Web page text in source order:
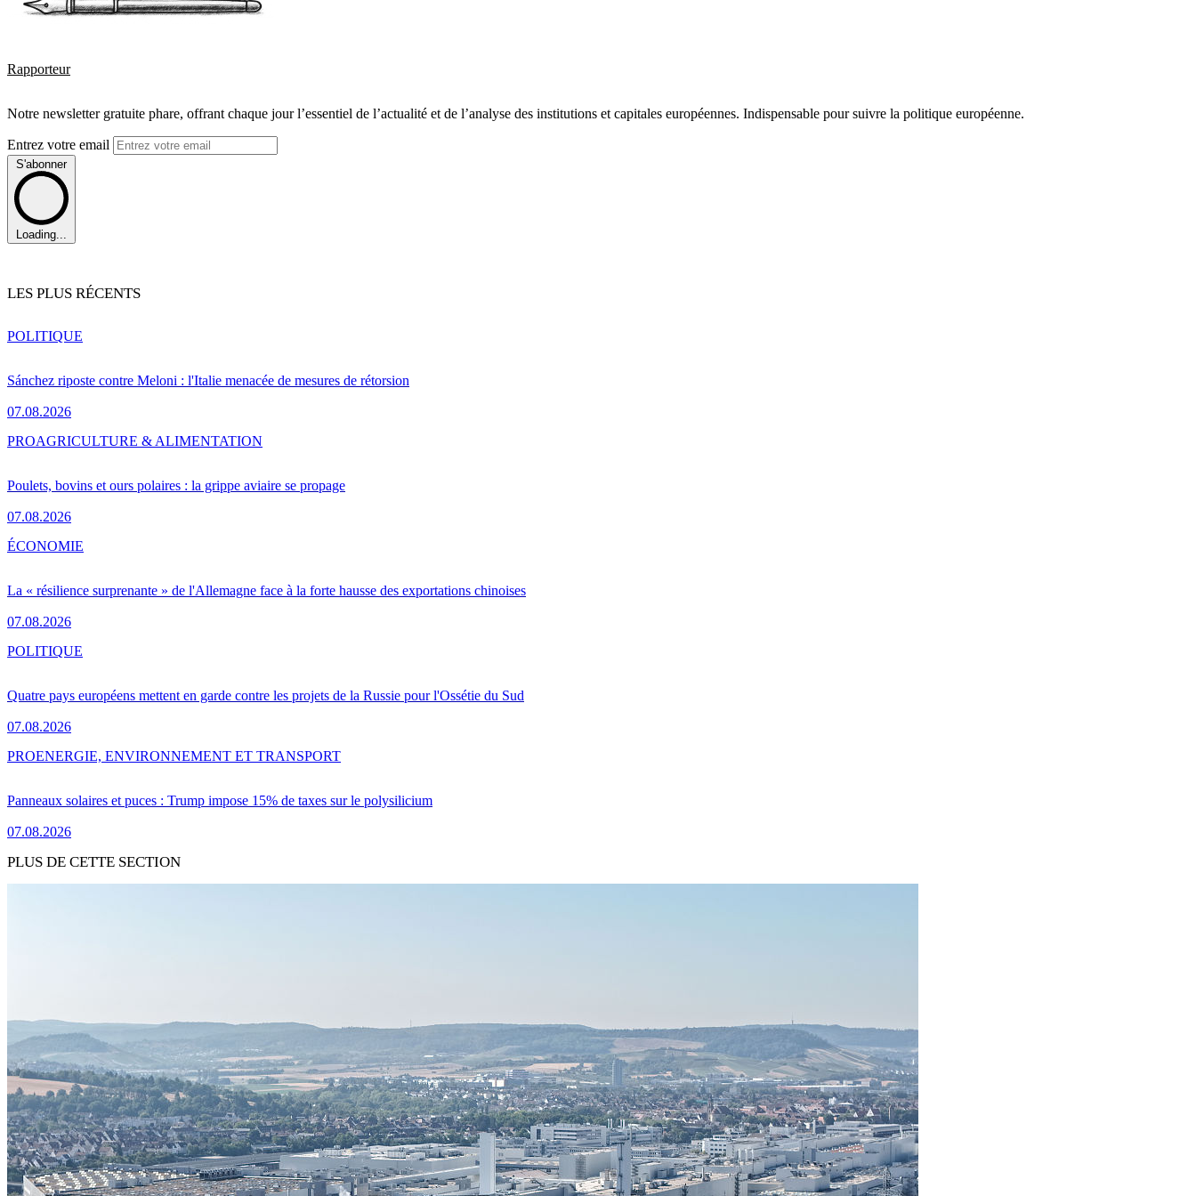
Rapporteur
Notre newsletter gratuite phare, offrant chaque jour l’essentiel de l’actualité et de l’analyse des institutions et capitales européennes. Indispensable pour suivre la politique européenne.
Entrez votre email
S'abonner
Loading...
LES PLUS RÉCENTS
Sánchez riposte contre Meloni : l'Italie menacée de mesures de rétorsion
07.08.2026
POLITIQUE
Poulets, bovins et ours polaires : la grippe aviaire se propage
07.08.2026
PROAGRICULTURE & ALIMENTATION
La « résilience surprenante » de l'Allemagne face à la forte hausse des exportations chinoises
07.08.2026
ÉCONOMIE
Quatre pays européens mettent en garde contre les projets de la Russie pour l'Ossétie du Sud
07.08.2026
POLITIQUE
Panneaux solaires et puces : Trump impose 15% de taxes sur le polysilicium
07.08.2026
PROENERGIE, ENVIRONNEMENT ET TRANSPORT
PLUS DE CETTE SECTION